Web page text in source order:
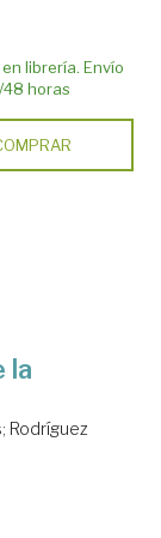
librería. Envío
horas
la
; Rodríguez